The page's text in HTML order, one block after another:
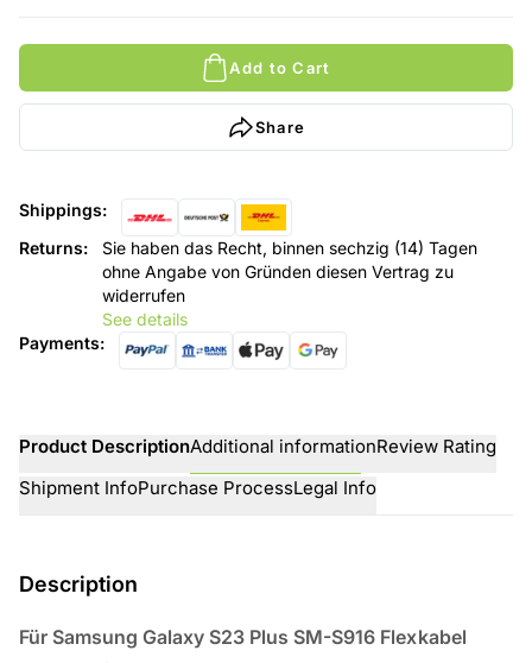
Add to Cart
Share
Shippings:
Returns:
Sie haben das Recht, binnen sechzig (14) Tagen
ohne Angabe von Gründen diesen Vertrag zu
widerrufen
See details
Payments:
Product DescriptionAdditional informationReview Rating
Shipment InfoPurchase ProcessLegal Info
Description
Für Samsung Galaxy S23 Plus SM-S916 Flexkabel